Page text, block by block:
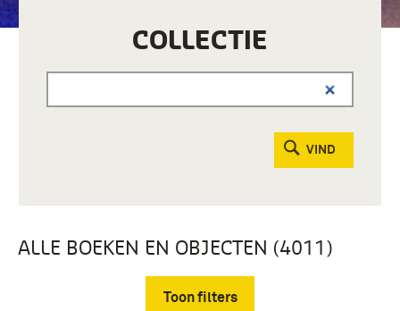
COLLECTIE
VIND
ALLE BOEKEN EN OBJECTEN (4011)
Toon filters